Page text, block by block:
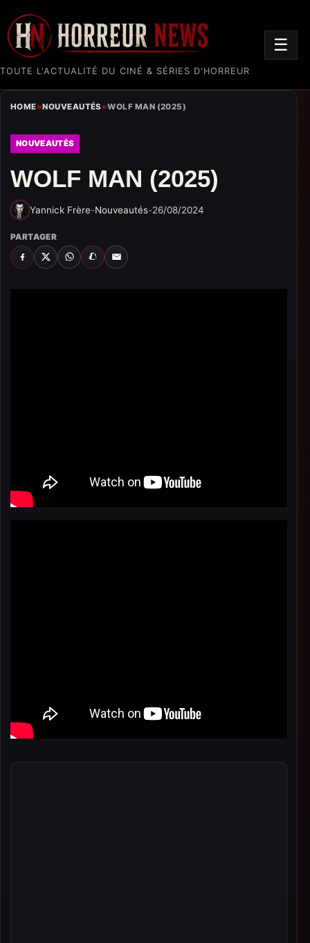
TOUTE L'ACTUALITÉ DU CINÉ & SÉRIES D'HORREUR
☰
HOME»NOUVEAUTÉS»WOLF MAN (2025)
NOUVEAUTÉS
WOLF MAN (2025)
Yannick Frère-Nouveautés-26/08/2024
PARTAGER
FACEBOOK
X WHATSAPP
SNAPCHAT
EMAIL